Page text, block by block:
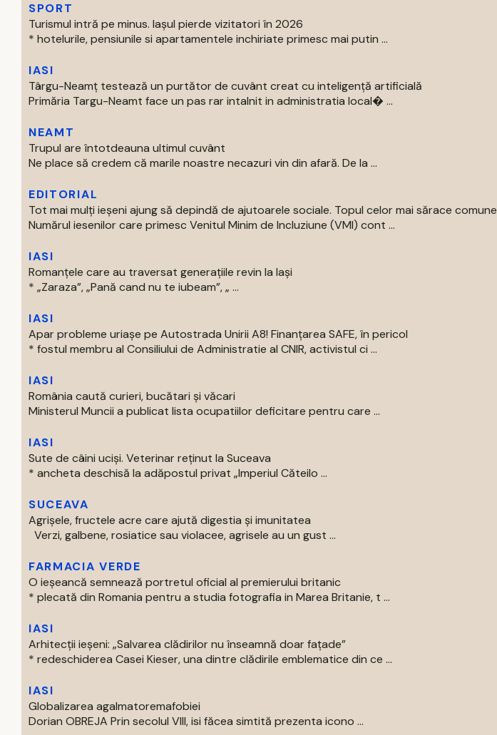
SPORT
Turismul intră pe minus. Iașul pierde vizitatori în 2026
* hotelurile, pensiunile si apartamentele inchiriate primesc mai putin ...
IASI
Târgu-Neamț testează un purtător de cuvânt creat cu inteligență artificială
Primăria Targu-Neamt face un pas rar intalnit in administratia local� ...
NEAMT
Trupul are întotdeauna ultimul cuvânt
Ne place să credem că marile noastre necazuri vin din afară. De la ...
EDITORIAL
Tot mai mulți ieșeni ajung să depindă de ajutoarele sociale. Topul celor mai sărace comune
Numărul iesenilor care primesc Venitul Minim de Incluziune (VMI) cont ...
IASI
Romanțele care au traversat generațiile revin la Iași
* „Zaraza”, „Pană cand nu te iubeam”, „ ...
IASI
Apar probleme uriașe pe Autostrada Unirii A8! Finanțarea SAFE, în pericol
* fostul membru al Consiliului de Administratie al CNIR, activistul ci ...
IASI
România caută curieri, bucătari și văcari
Ministerul Muncii a publicat lista ocupatiilor deficitare pentru care ...
IASI
Sute de câini uciși. Veterinar reținut la Suceava
* ancheta deschisă la adăpostul privat „Imperiul Căteilo ...
SUCEAVA
Agrișele, fructele acre care ajută digestia și imunitatea
Verzi, galbene, rosiatice sau violacee, agrisele au un gust ...
FARMACIA VERDE
O ieșeancă semnează portretul oficial al premierului britanic
* plecată din Romania pentru a studia fotografia in Marea Britanie, t ...
IASI
Arhitecții ieșeni: „Salvarea clădirilor nu înseamnă doar fațade”
* redeschiderea Casei Kieser, una dintre clădirile emblematice din ce ...
IASI
Globalizarea agalmatoremafobiei
Dorian OBREJA Prin secolul VIII, isi făcea simtită prezenta icono ...